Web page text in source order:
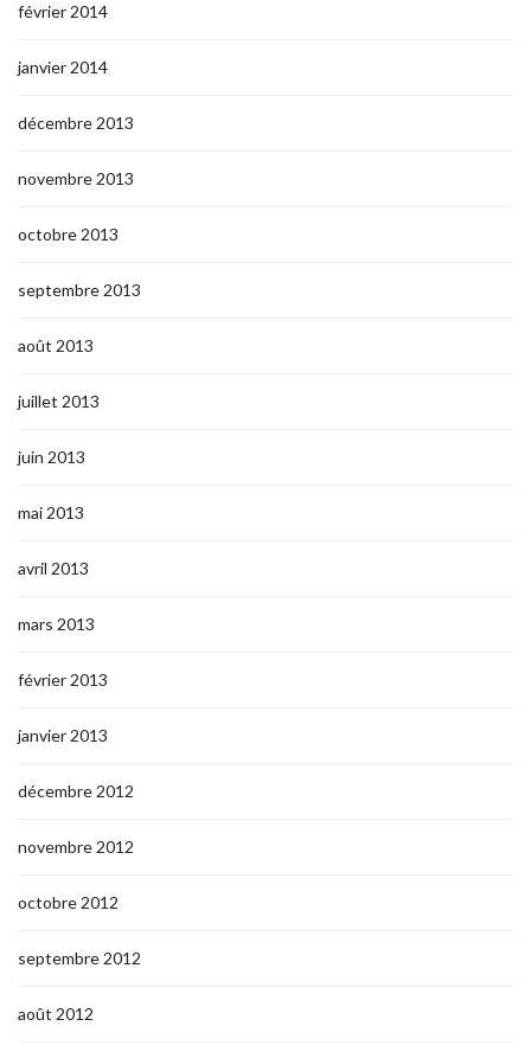
février 2014
janvier 2014
décembre 2013
novembre 2013
octobre 2013
septembre 2013
août 2013
juillet 2013
juin 2013
mai 2013
avril 2013
mars 2013
février 2013
janvier 2013
décembre 2012
novembre 2012
octobre 2012
septembre 2012
août 2012